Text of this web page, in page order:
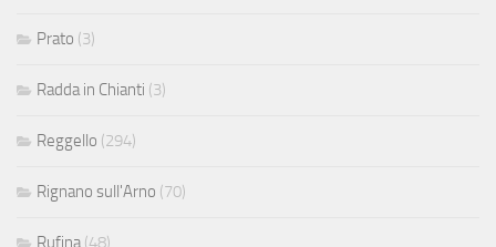
Prato (3)
Radda in Chianti (3)
Reggello (294)
Rignano sull'Arno (70)
Rufina(48)